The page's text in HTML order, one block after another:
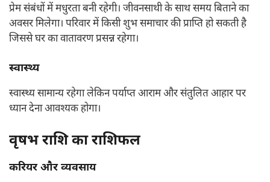
प्रेम संबंधों में मधुरता बनी रहेगी। जीवनसाथी के साथ समय बिताने का
अवसर मिलेगा। परिवार में किसी शुभ समाचार की प्राप्ति हो सकती है
जिससे घर का वातावरण प्रसन्न रहेगा।
स्वास्थ्य
स्वास्थ्य सामान्य रहेगा लेकिन पर्याप्त आराम और संतुलित आहार पर
ध्यान देना आवश्यक होगा।
वृषभ राशि का राशिफल
करियर और व्यवसाय